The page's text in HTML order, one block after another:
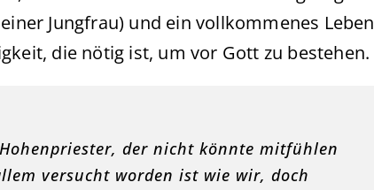
Jungfrau) und ein vollkommenes Leben
die nötig ist, um vor Gott zu bestehen.
der nicht könnte mitfühlen
versucht worden ist wie wir, doch